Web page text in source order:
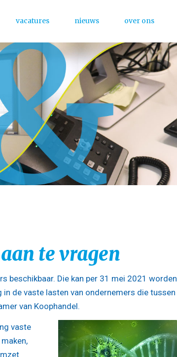
vacatures nieuws over ons
te vragen
beschikbaar. Die kan per 31 mei 2021 worden
de vaste lasten van ondernemers die tussen
van Koophandel.
vaste